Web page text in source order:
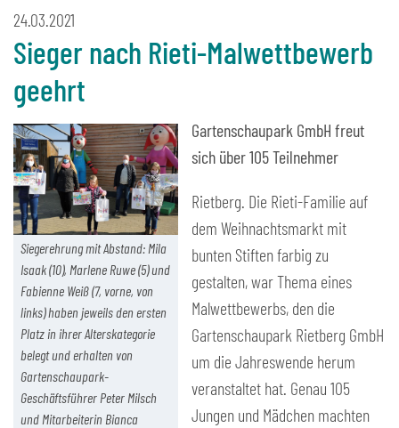
24.03.2021
Sieger nach Rieti-Malwettbewerb
geehrt
Siegerehrung mit Abstand: Mila
Isaak (10), Marlene Ruwe (5) und
Fabienne Weiß (7, vorne, von
links) haben jeweils den ersten
Platz in ihrer Alterskategorie
belegt und erhalten von
Gartenschaupark-
Geschäftsführer Peter Milsch
und Mitarbeiterin Bianca
Gartenschaupark GmbH freut
sich über 105 Teilnehmer
Rietberg. Die Rieti-Familie auf
dem Weihnachtsmarkt mit
bunten Stiften farbig zu
gestalten, war Thema eines
Malwettbewerbs, den die
Gartenschaupark Rietberg GmbH
um die Jahreswende herum
veranstaltet hat. Genau 105
Jungen und Mädchen machten